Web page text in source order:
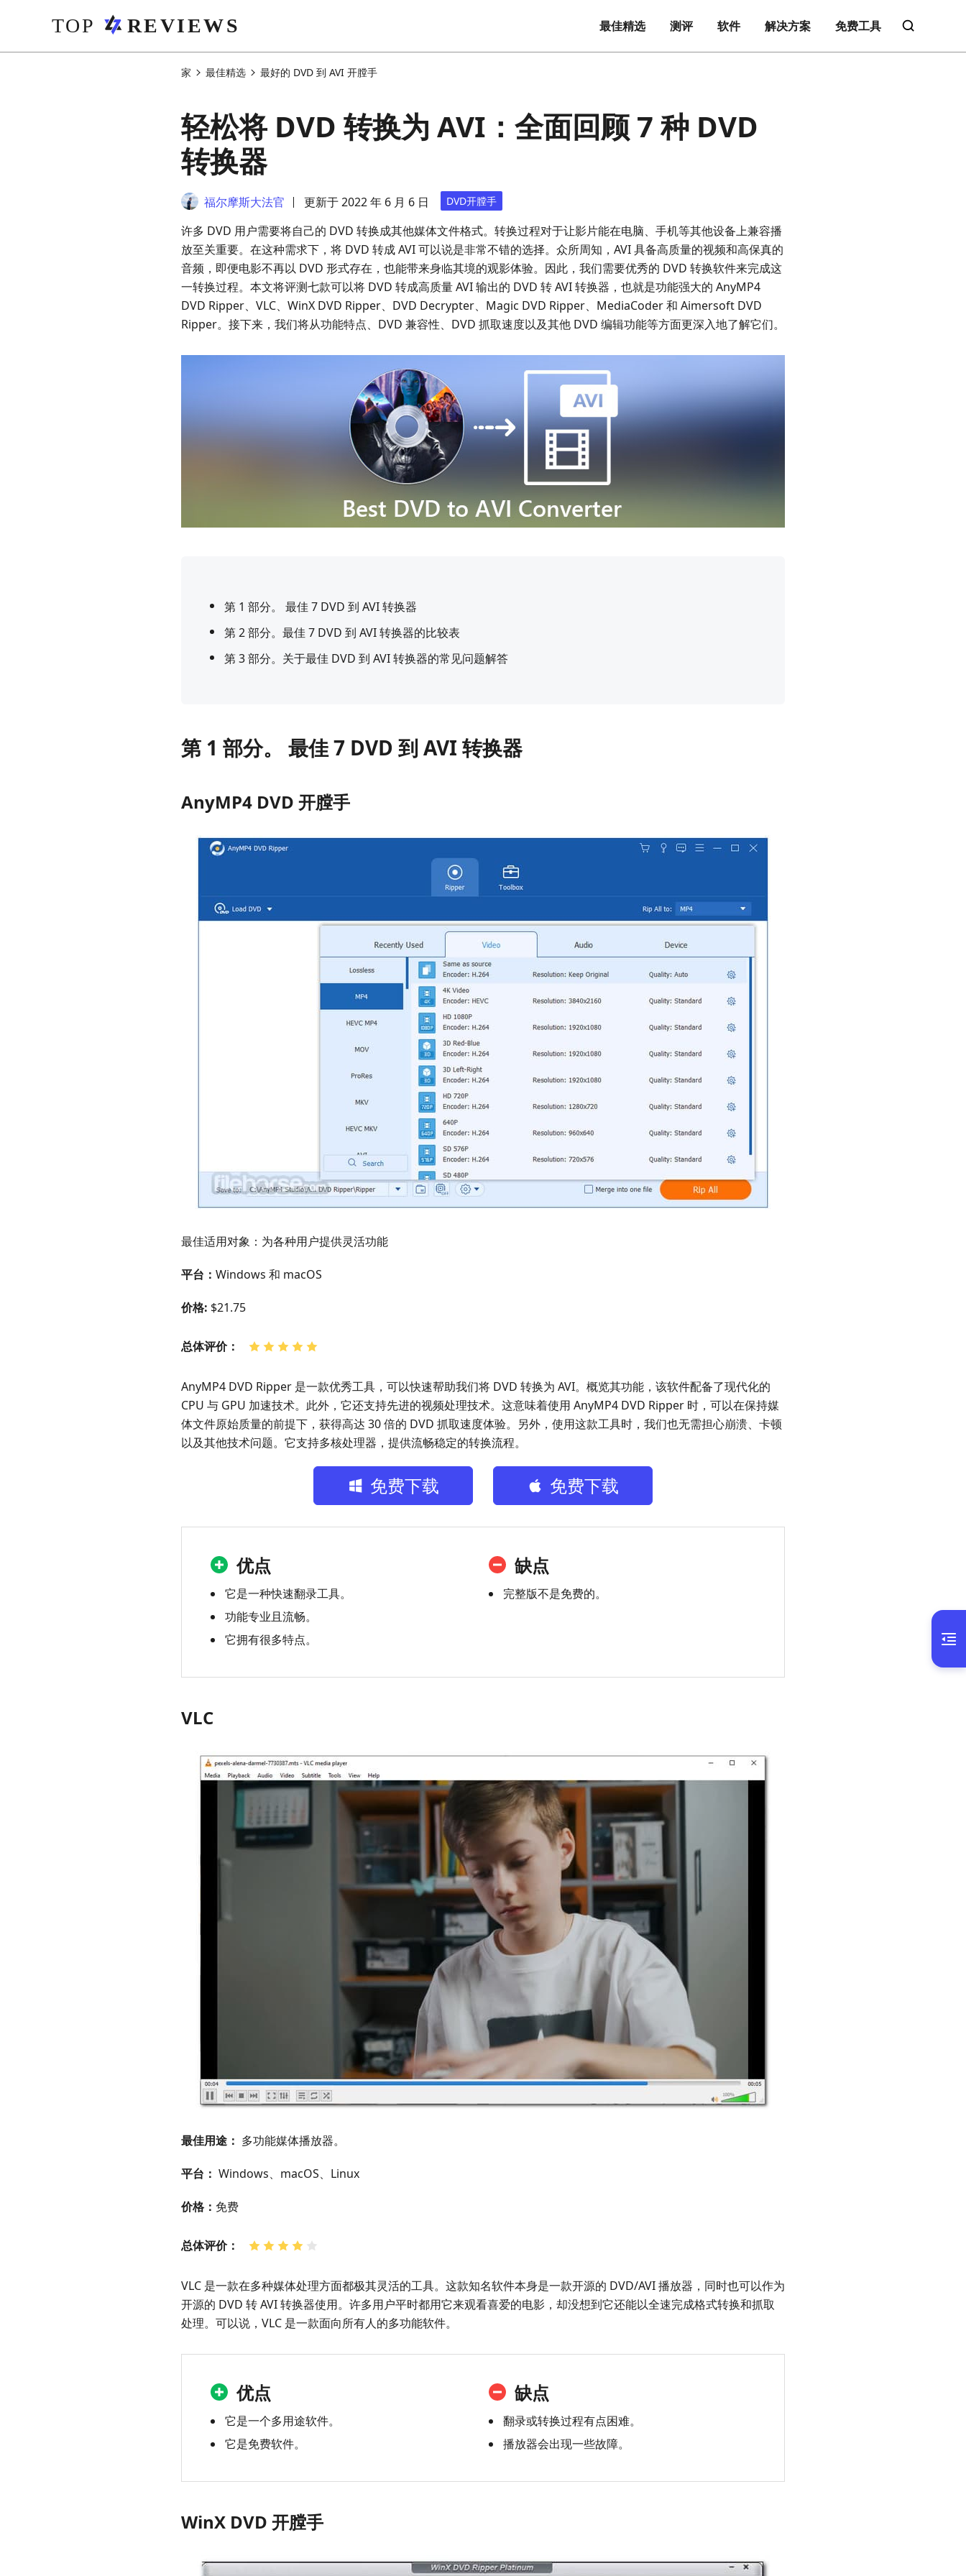
最佳精选 测评 软件 解决方案 免费工具
家 最佳精选 最好的 DVD 到 AVI 开膛手
轻松将 DVD 转换为 AVI：全面回顾 7 种 DVD
转换器
福尔摩斯大法官 更新于 2022 年 6 月 6 日 DVD开膛手
许多 DVD 用户需要将自己的 DVD 转换成其他媒体文件格式。转换过程对于让影片能在电脑、手机等其他设备上兼容播
放至关重要。在这种需求下，将 DVD 转成 AVI 可以说是非常不错的选择。众所周知，AVI 具备高质量的视频和高保真的
音频，即便电影不再以 DVD 形式存在，也能带来身临其境的观影体验。因此，我们需要优秀的 DVD 转换软件来完成这
一转换过程。本文将评测七款可以将 DVD 转成高质量 AVI 输出的 DVD 转 AVI 转换器，也就是功能强大的 AnyMP4
DVD Ripper、VLC、WinX DVD Ripper、DVD Decrypter、Magic DVD Ripper、MediaCoder 和 Aimersoft DVD
Ripper。接下来，我们将从功能特点、DVD 兼容性、DVD 抓取速度以及其他 DVD 编辑功能等方面更深入地了解它们。
第 1 部分。 最佳 7 DVD 到 AVI 转换器
第 2 部分。最佳 7 DVD 到 AVI 转换器的比较表
第 3 部分。关于最佳 DVD 到 AVI 转换器的常见问题解答
第 1 部分。 最佳 7 DVD 到 AVI 转换器
AnyMP4 DVD 开膛手
最佳适用对象：为各种用户提供灵活功能
平台： Windows 和 macOS
价格: $21.75
总体评价：
AnyMP4 DVD Ripper 是一款优秀工具，可以快速帮助我们将 DVD 转换为 AVI。概览其功能，该软件配备了现代化的
CPU 与 GPU 加速技术。此外，它还支持先进的视频处理技术。这意味着使用 AnyMP4 DVD Ripper 时，可以在保持媒
体文件原始质量的前提下，获得高达 30 倍的 DVD 抓取速度体验。另外，使用这款工具时，我们也无需担心崩溃、卡顿
以及其他技术问题。它支持多核处理器，提供流畅稳定的转换流程。
免费下载 免费下载
优点
它是一种快速翻录工具。
功能专业且流畅。
它拥有很多特点。
缺点
完整版不是免费的。
VLC
最佳用途： 多功能媒体播放器。
平台： Windows、macOS、Linux
价格： 免费
总体评价：
VLC 是一款在多种媒体处理方面都极其灵活的工具。这款知名软件本身是一款开源的 DVD/AVI 播放器，同时也可以作为
开源的 DVD 转 AVI 转换器使用。许多用户平时都用它来观看喜爱的电影，却没想到它还能以全速完成格式转换和抓取
处理。可以说，VLC 是一款面向所有人的多功能软件。
优点
它是一个多用途软件。
它是免费软件。
缺点
翻录或转换过程有点困难。
播放器会出现一些故障。
WinX DVD 开膛手